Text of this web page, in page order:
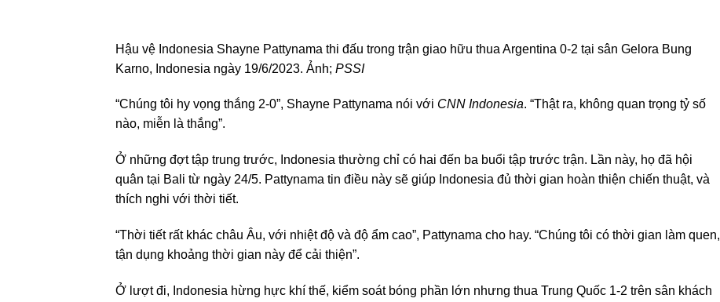
Hậu vệ Indonesia Shayne Pattynama thi đấu trong trận giao hữu thua Argentina 0-2 tại sân Gelora Bung
Karno, Indonesia ngày 19/6/2023. Ảnh; PSSI
“Chúng tôi hy vọng thắng 2-0”, Shayne Pattynama nói với CNN Indonesia. “Thật ra, không quan trọng tỷ số
nào, miễn là thắng”.
Ở những đợt tập trung trước, Indonesia thường chỉ có hai đến ba buổi tập trước trận. Lần này, họ đã hội
quân tại Bali từ ngày 24/5. Pattynama tin điều này sẽ giúp Indonesia đủ thời gian hoàn thiện chiến thuật, và
thích nghi với thời tiết.
“Thời tiết rất khác châu Âu, với nhiệt độ và độ ẩm cao”, Pattynama cho hay. “Chúng tôi có thời gian làm quen,
tận dụng khoảng thời gian này để cải thiện”.
Ở lượt đi, Indonesia hừng hực khí thế, kiểm soát bóng phần lớn nhưng thua Trung Quốc 1-2 trên sân khách